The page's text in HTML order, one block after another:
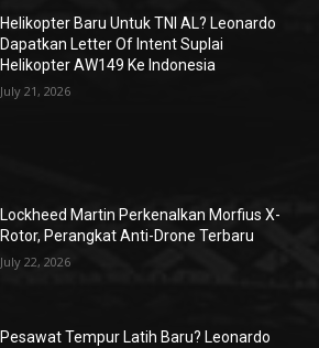
Helikopter Baru Untuk TNI AL? Leonardo
Dapatkan Letter Of Intent Suplai
Helikopter AW149 Ke Indonesia
July 21, 2026
Lockheed Martin Perkenalkan Morfius X-
Rotor, Perangkat Anti-Drone Terbaru
July 22, 2026
Pesawat Tempur Latih Baru? Leonardo